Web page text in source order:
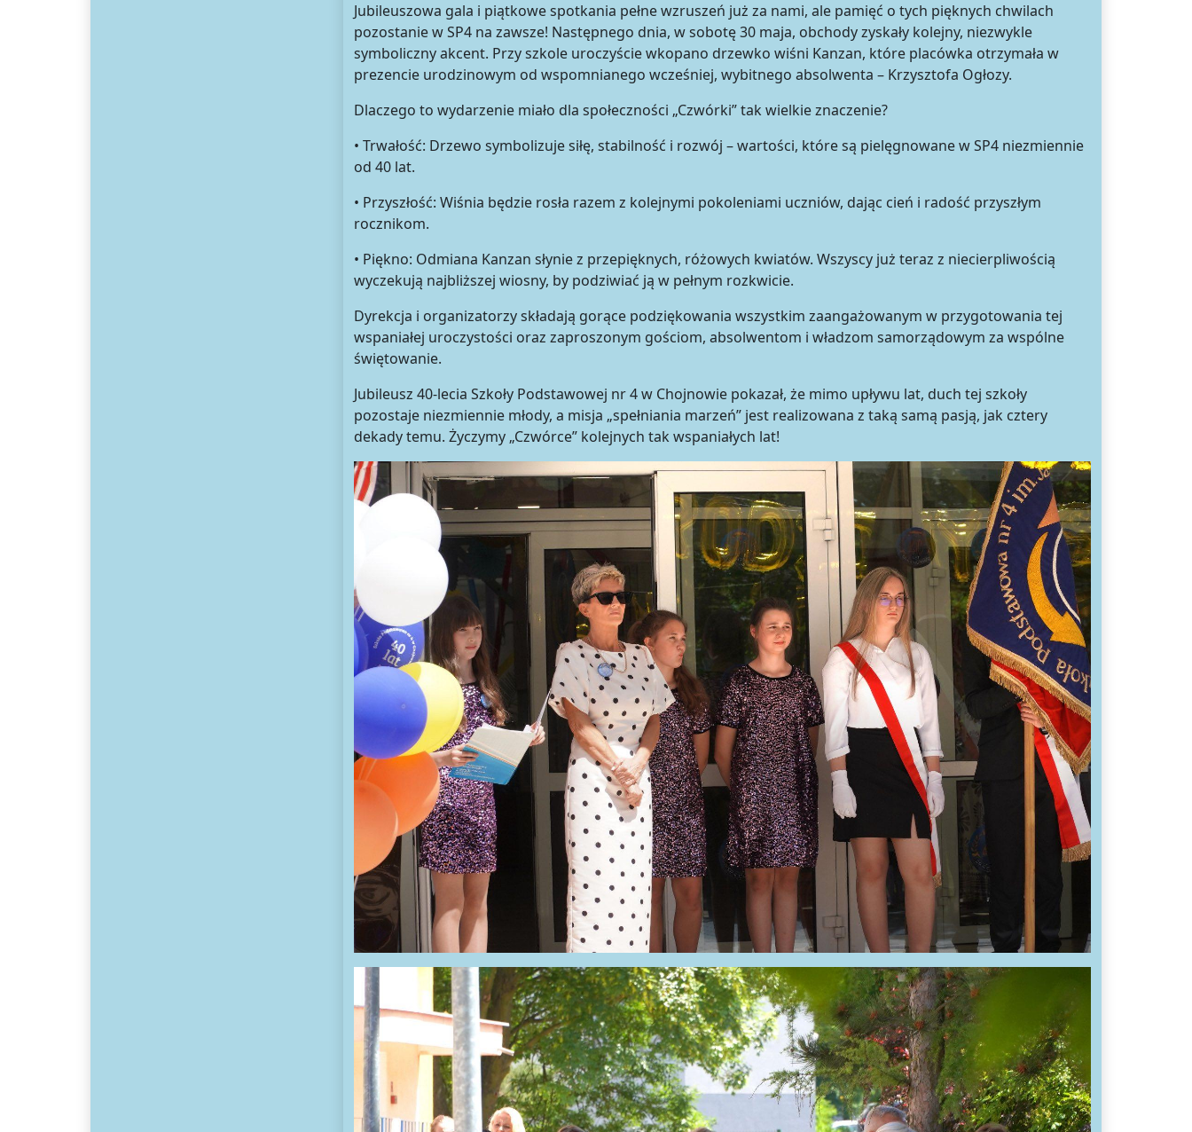
Jubileuszowa gala i piątkowe spotkania pełne wzruszeń już za nami, ale pamięć o tych pięknych chwilach
pozostanie w SP4 na zawsze! Następnego dnia, w sobotę 30 maja, obchody zyskały kolejny, niezwykle
symboliczny akcent. Przy szkole uroczyście wkopano drzewko wiśni Kanzan, które placówka otrzymała w
prezencie urodzinowym od wspomnianego wcześniej, wybitnego absolwenta – Krzysztofa Ogłozy.
Dlaczego to wydarzenie miało dla społeczności „Czwórki” tak wielkie znaczenie?
• Trwałość: Drzewo symbolizuje siłę, stabilność i rozwój – wartości, które są pielęgnowane w SP4 niezmiennie
od 40 lat.
• Przyszłość: Wiśnia będzie rosła razem z kolejnymi pokoleniami uczniów, dając cień i radość przyszłym
rocznikom.
• Piękno: Odmiana Kanzan słynie z przepięknych, różowych kwiatów. Wszyscy już teraz z niecierpliwością
wyczekują najbliższej wiosny, by podziwiać ją w pełnym rozkwicie.
Dyrekcja i organizatorzy składają gorące podziękowania wszystkim zaangażowanym w przygotowania tej
wspaniałej uroczystości oraz zaproszonym gościom, absolwentom i władzom samorządowym za wspólne
świętowanie.
Jubileusz 40-lecia Szkoły Podstawowej nr 4 w Chojnowie pokazał, że mimo upływu lat, duch tej szkoły
pozostaje niezmiennie młody, a misja „spełniania marzeń” jest realizowana z taką samą pasją, jak cztery
dekady temu. Życzymy „Czwórce” kolejnych tak wspaniałych lat!